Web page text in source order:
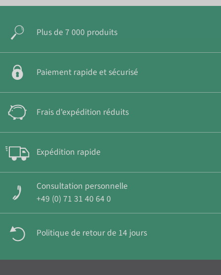
Plus de 7 000 produits
Paiement rapide et sécurisé
Frais d'expédition réduits
Expédition rapide
Consultation personnelle
+49 (0) 71 31 40 64 0
Politique de retour de 14 jours